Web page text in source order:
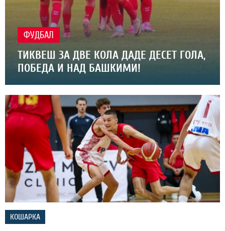
ФУДБАЛ
ТИКВЕШ ЗА ДВЕ КОЛА ДАДЕ ДЕСЕТ ГОЛА,
ПОБЕДА И НАД БАШКИМИ!
КОШАРКА